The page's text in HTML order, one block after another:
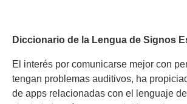
Diccionario de la Lengua de Signos
El interés por comunicarse mejor con
tengan problemas auditivos, ha
de apps relacionadas con el lenguaje